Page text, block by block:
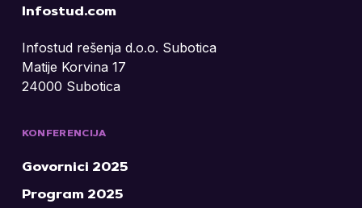
Infostud.com
Infostud rešenja d.o.o. Subotica
Matije Korvina 17
24000 Subotica
KONFERENCIJA
Govornici 2025
Program 2025